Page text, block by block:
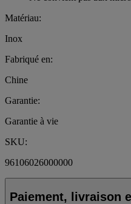
Matériau:
Inox
Fabriqué en:
Chine
Garantie:
Garantie à vie
SKU:
96106026000000
Paiement, livraison